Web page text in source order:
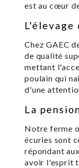
est au cœur
L'élevage
Chez GAEC
de qualité
mettant
poulain qui
d'une
La
Notre ferme
écuries sont
répondant
avoir l'esprit